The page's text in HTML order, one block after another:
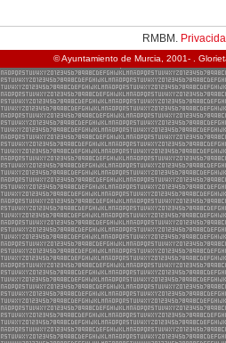
RMBM.
© Ayuntamiento de Murcia, 2001- .